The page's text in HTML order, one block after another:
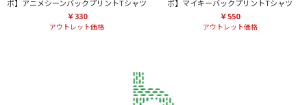
ボ】アニメシーンバックプリントTシャツ
￥330
アウトレット価格
ボ】マイキーバックプリントTシャツ
￥550
アウトレット価格